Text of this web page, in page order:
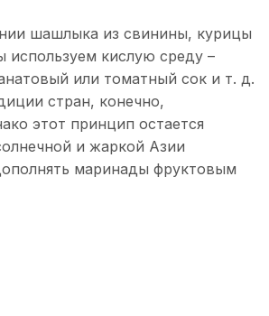
шашлыка из свинины, курицы
используем кислую среду –
или томатный сок и т. д.
стран, конечно,
этот принцип остается
и жаркой Азии
маринады фруктовым